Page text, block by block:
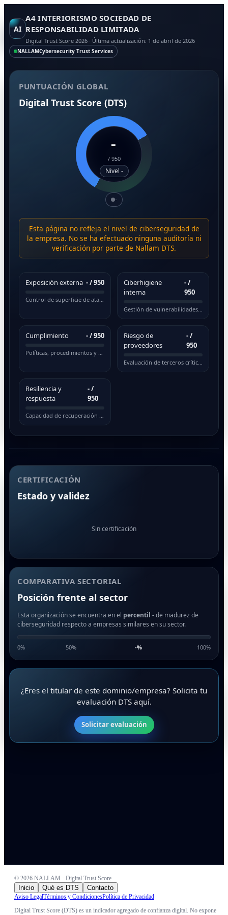
AI
A4 INTERIORISMO SOCIEDAD DE
RESPONSABILIDAD LIMITADA
Digital Trust Score 2026 · Última actualización: 1 de abril de 2026
NALLAMCybersecurity Trust Services
PUNTUACIÓN GLOBAL
Digital Trust Score (DTS)
-
/ 950
Nivel -
-
Esta página no refleja el nivel de ciberseguridad de
la empresa. No se ha efectuado ninguna auditoría ni
verificación por parte de Nallam DTS.
Exposición externa -/ 950
Control de superficie de ataque pública
Ciberhigiene
interna
-/
950
Gestión de vulnerabilidades y actualizaciones
Cumplimiento -/ 950
Políticas, procedimientos y normativas
Riesgo de
proveedores
-/
950
Evaluación de terceros críticos
Resiliencia y
respuesta
-/
950
Capacidad de recuperación ante incidentes
CERTIFICACIÓN
Estado y validez
Sin certificación
COMPARATIVA SECTORIAL
Posición frente al sector
Esta organización se encuentra en el percentil -de madurez de
ciberseguridad respecto a empresas similares en su sector.
0% 50% -% 100%
¿Eres el titular de este dominio/empresa? Solicita tu
evaluación DTS aquí.
Solicitar evaluación
© 2026 NALLAM · Digital Trust Score
Inicio Qué es DTS Contacto
Aviso LegalTérminos y CondicionesPolítica de Privacidad
Digital Trust Score (DTS) es un indicador agregado de confianza digital. No expone